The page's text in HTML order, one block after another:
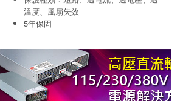
溫度、風扇失效
5年保固